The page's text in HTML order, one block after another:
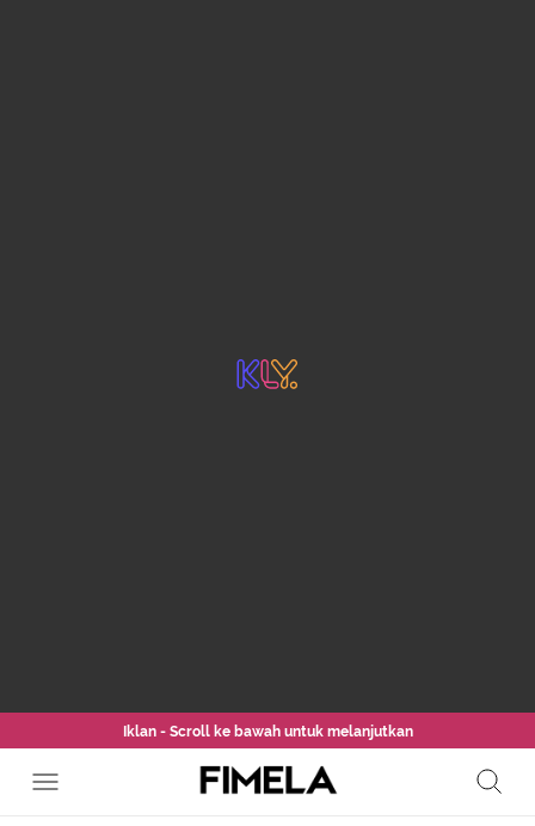
Iklan - Scroll ke bawah untuk melanjutkan